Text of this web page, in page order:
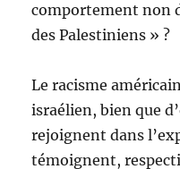
comportement non
des Palestiniens » ?
Le racisme
israélien, bien que
rejoignent dans
témoignent,